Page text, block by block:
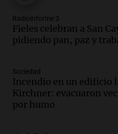
incertidumbre sobre
Panorama Federal
Episodios
generan fuertes
Panorama Federal
Episodios
Radioinforme 3
Fieles celebran a San
pidiendo pan, paz y
Sociedad
Incendio en un edificio
Kirchner: evacuaron
por humo